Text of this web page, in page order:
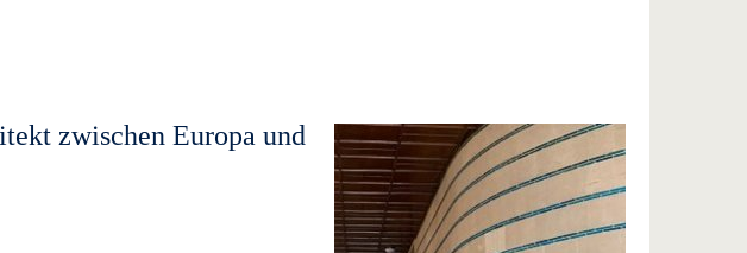
zwischen Europa und